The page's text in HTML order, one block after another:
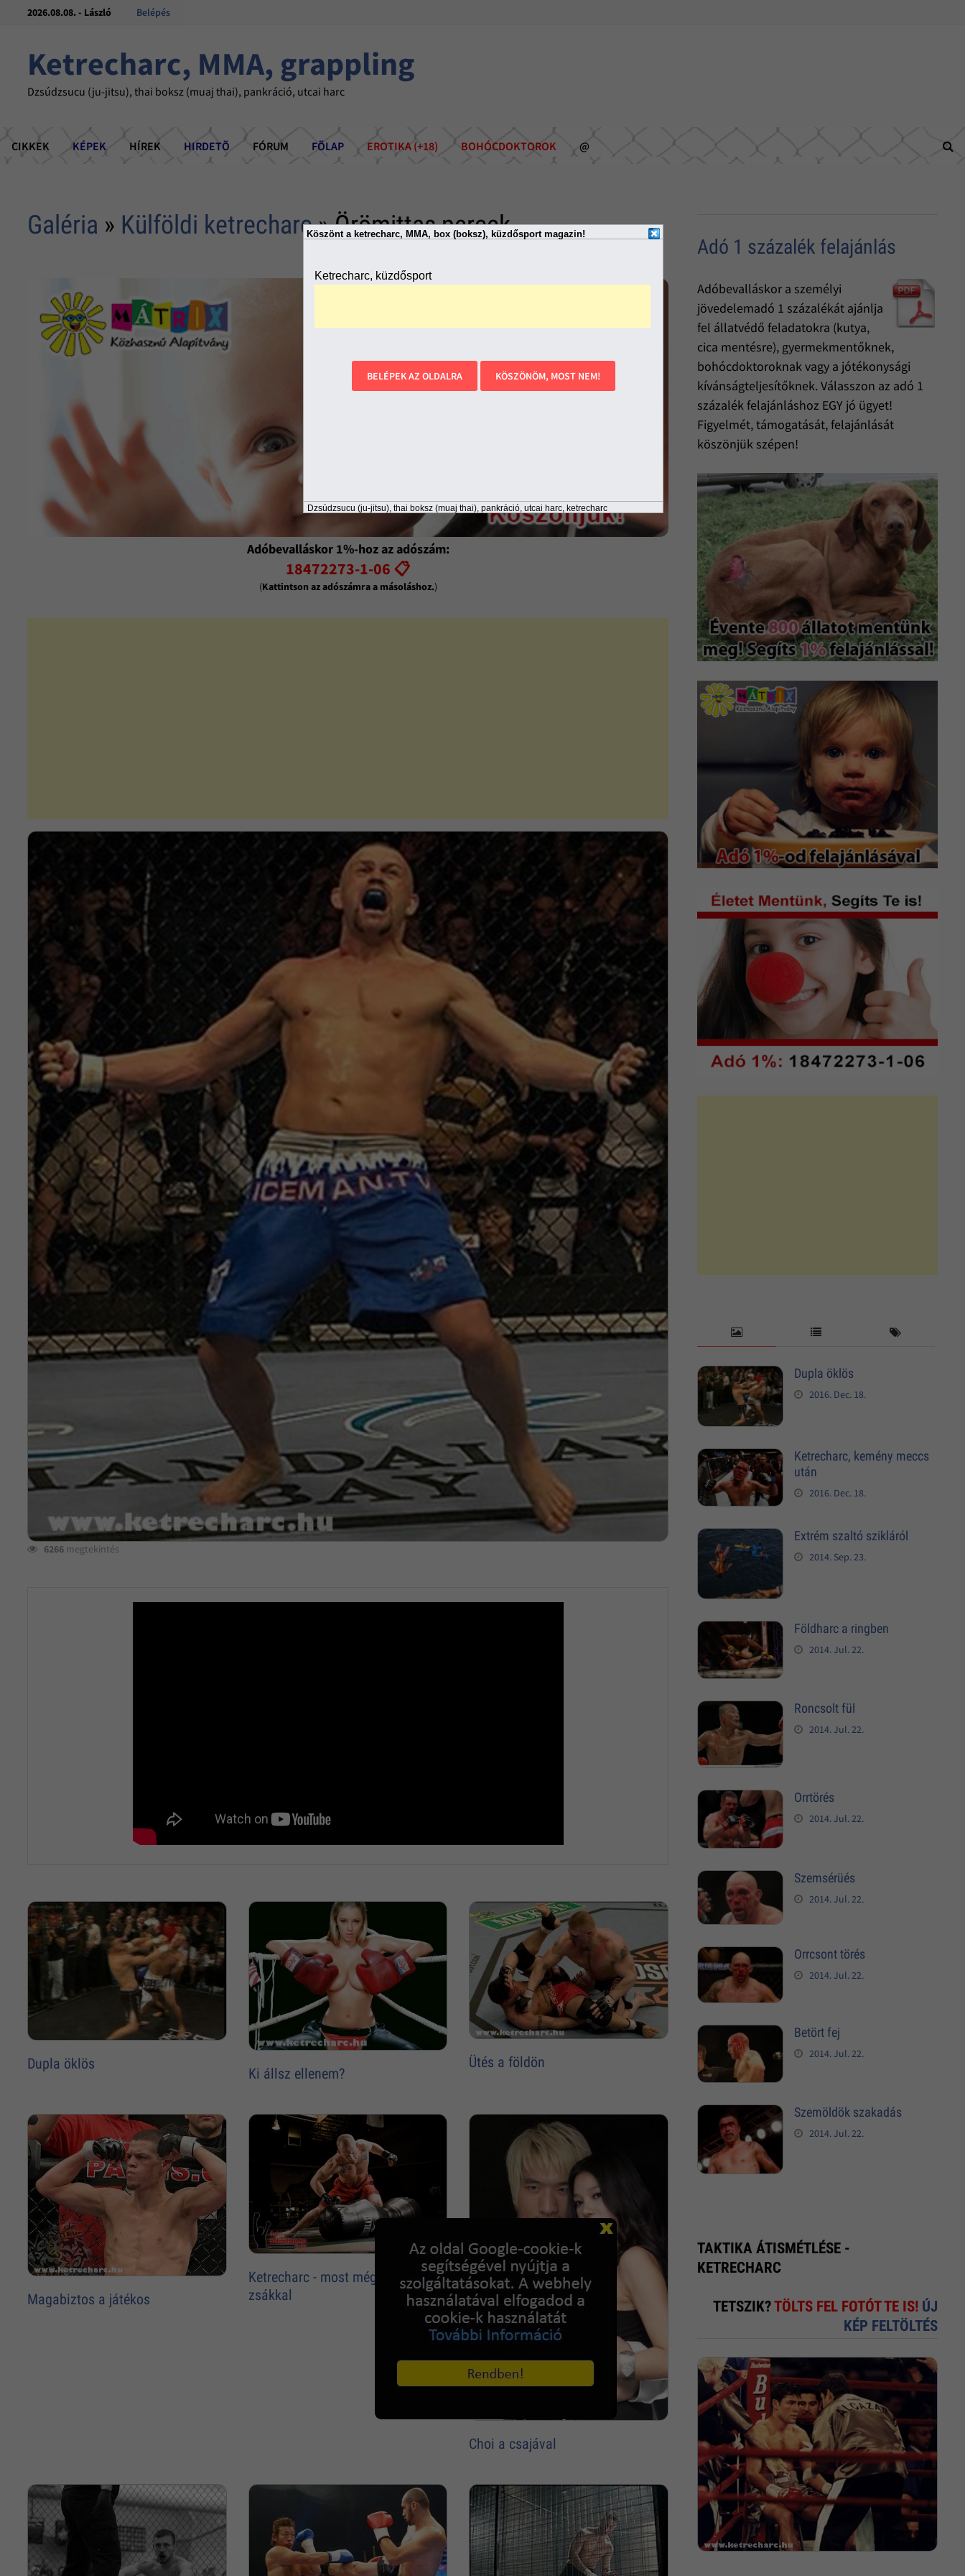
Köszönt a ketrecharc, MMA, box (boksz), küzdősport magazin!
Ketrecharc, küzdősport
BELÉPEK AZ OLDALRA KÖSZÖNÖM, MOST NEM!
Dzsúdzsucu (ju-jitsu), thai boksz (muaj thai), pankráció, utcai harc, ketrecharc
2026.08.08. - László Belépés
Ketrecharc, MMA, grappling
Dzsúdzsucu (ju-jitsu), thai boksz (muaj thai), pankráció, utcai harc
CIKKEK KÉPEK HÍREK HIRDETÕ FÓRUM FÕLAP EROTIKA (+18) BOHÓCDOKTOROK @
Galéria » Külföldi ketrecharc» Örömittas percek
Adóbevalláskor 1%-hoz az adószám:
18472273-1-06 📋
(Kattintson az adószámra a másoláshoz.)
6266 megtekintés
Dupla öklös
Ki állsz ellenem?
Ütés a földön
Magabiztos a játékos
Ketrecharc - most még csak
zsákkal
Choi a csajával
Adó 1 százalék felajánlás
Adóbevalláskor a személyi
jövedelemadó 1 százalékát ajánlja
fel állatvédő feladatokra (kutya,
cica mentésre), gyermekmentőknek,
bohócdoktoroknak vagy a jótékonysági
kívánságteljesítőknek. Válasszon az adó 1
százalék felajánláshoz EGY jó ügyet!
Figyelmét, támogatását, felajánlását
köszönjük szépen!
Dupla öklös
2016. Dec. 18.
Ketrecharc, kemény meccs
után
2016. Dec. 18.
Extrém szaltó szikláról
2014. Sep. 23.
Földharc a ringben
2014. Jul. 22.
Roncsolt fül
2014. Jul. 22.
Orrtörés
2014. Jul. 22.
Szemsérüés
2014. Jul. 22.
Orrcsont törés
2014. Jul. 22.
Betört fej
2014. Jul. 22.
Szemöldök szakadás
2014. Jul. 22.
TAKTIKA ÁTISMÉTLÉSE -
KETRECHARC
TETSZIK?TÖLTS FEL FOTÓT TE IS! ÚJ
KÉP FELTÖLTÉS